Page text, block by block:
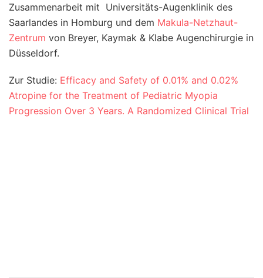
Zusammenarbeit mit Universitäts-Augenklinik des
Saarlandes in Homburg und dem Makula-Netzhaut-
Zentrum von Breyer, Kaymak & Klabe Augenchirurgie in
Düsseldorf.
Zur Studie: Efficacy and Safety of 0.01% and 0.02%
Atropine for the Treatment of Pediatric Myopia
Progression Over 3 Years. A Randomized Clinical Trial